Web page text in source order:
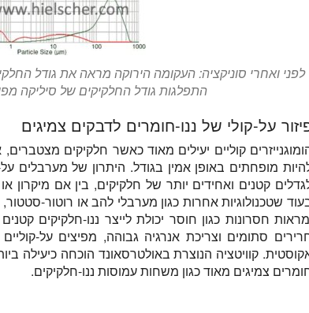
לפני ואחרי סוניקציה: העקומה הירוקה מראה את גודל
התפלגות גודל החלקיקים של סיליקה
על-קולי של ננו-חומרים לדבקים צמיגים
קוליים יעילים מאוד כאשר חלקיקים
מופחתים באופן אמין בגודל. היתרון של מערבלים
קטנים ואחידים יותר של חלקיקים, בין אם מיקרון
שטכנולוגיות אחרות כגון מערבלי להב או רוטור-סטטור,
חסרונות כגון חוסר יכולת לייצר ננו-חלקיקים
סתומים וצריכת אנרגיה גבוהה, מפיצים על-
קוויטציה הנוצרת באולטרסאונד הוכחה כיעילה
צמיגים מאוד כגון משחות עמוסות ננו-חלקיקים.